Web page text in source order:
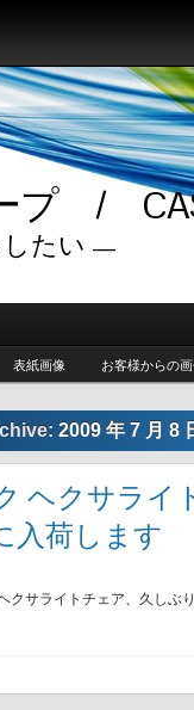
プ /
たい —
表紙画像 お客様からの
2009 年 7 月 8
ヘクサライ
入荷します
サライトチェア、久しぶ